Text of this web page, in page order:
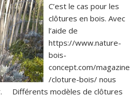
C’est le cas pour les
clôtures en bois. Avec
l’aide de
https://www.nature-
bois-
concept.com/magazine
/cloture-bois/ nous
Différents modèles de clôtures